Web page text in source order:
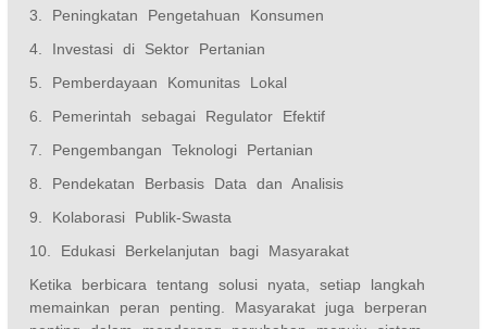
3. Peningkatan Pengetahuan Konsumen
4. Investasi di Sektor Pertanian
5. Pemberdayaan Komunitas Lokal
6. Pemerintah sebagai Regulator Efektif
7. Pengembangan Teknologi Pertanian
8. Pendekatan Berbasis Data dan Analisis
9. Kolaborasi Publik-Swasta
10. Edukasi Berkelanjutan bagi Masyarakat
Ketika berbicara tentang solusi nyata, setiap langkah
memainkan peran penting. Masyarakat juga berperan